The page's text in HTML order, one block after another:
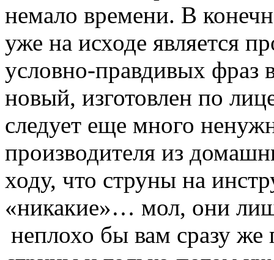
немало времени. В
уже на исходе является
условно-правдивых фраз
новый, изготовлен по
следует еще много
производителя из
ходу, что струны на
«никакие»… мол, они
неплохо бы вам сразу